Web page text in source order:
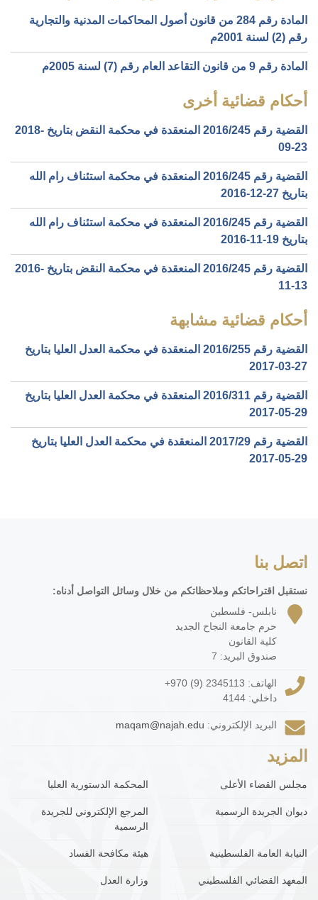
المادة رقم 284 من قانون أصول المحاكمات المدنية والتجارية
رقم (2) لسنة 2001م
المادة رقم 9 من قانون التقاعد العام رقم (7) لسنة 2005م
أحكام قضائية أخرى
القضية رقم ‎245‏/‎2016‏ المنعقدة في محكمة النقض بتاريخ ‎2018-
09-23‏
القضية رقم ‎245‏/‎2016‏ المنعقدة في محكمة استئناف رام الله
بتاريخ ‎2016-12-27‏
القضية رقم ‎245‏/‎2016‏ المنعقدة في محكمة استئناف رام الله
بتاريخ ‎2016-11-19‏
القضية رقم ‎245‏/‎2016‏ المنعقدة في محكمة النقض بتاريخ ‎2016-
11-13‏
أحكام قضائية مشابهة
القضية رقم ‎255‏/‎2016‏ المنعقدة في محكمة العدل العليا بتاريخ
‎2017-03-27‏
القضية رقم ‎311‏/‎2016‏ المنعقدة في محكمة العدل العليا بتاريخ
‎2017-05-29‏
القضية رقم ‎29‏/‎2017‏ المنعقدة في محكمة العدل العليا بتاريخ
‎2017-05-29‏
اتصل بنا
نستقبل اقتراحاتكم وملاحظاتكم من خلال وسائل التواصل أدناه:
نابلس- فلسطين
حرم جامعة النجاح الجديد
كلية القانون
صندوق البريد: 7
الهاتف: +970 (9) 2345113
داخلي: 4144
البريد الإلكتروني: maqam@najah.edu
المزيد
مجلس القضاء الأعلى المحكمة الدستورية العليا
ديوان الجريدة الرسمية
المرجع الإلكتروني للجريدة
الرسمية
النيابة العامة الفلسطينية هيئة مكافحة الفساد
المعهد القضائي الفلسطيني وزارة العدل